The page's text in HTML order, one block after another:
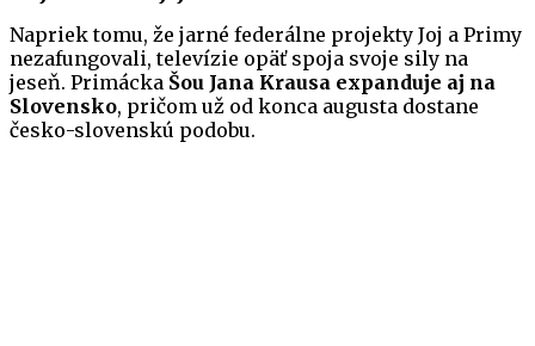
Napriek tomu, že jarné federálne projekty Joj a Primy
nezafungovali, televízie opäť spoja svoje sily na
jeseň. Primácka Šou Jana Krausa expanduje aj na
Slovensko, pričom už od konca augusta dostane
česko-slovenskú podobu.